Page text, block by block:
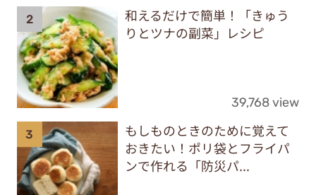
和えるだけで簡単！「きゅう
りとツナの副菜」レシピ
39,768 view
もしものときのために覚えて
おきたい！ポリ袋とフライパ
ンで作れる「防災パ...